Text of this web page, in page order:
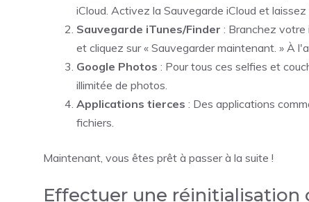
iCloud. Activez la Sauvegarde iCloud et
Sauvegarde iTunes/Finder : Branchez votre
et cliquez sur « Sauvegarder maintenant. » À
Google Photos : Pour tous ces selfies et
illimitée de photos.
Applications tierces : Des applications
fichiers.
Maintenant, vous êtes prêt à passer à la suite !
Effectuer une réinitialisation